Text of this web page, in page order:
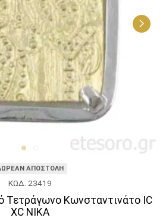
ΑΠΟΣΤΟΛΗ
ΚΩΔ. 23419
Τετράγωνο Κωνσταντινάτο IC
XC NIKA